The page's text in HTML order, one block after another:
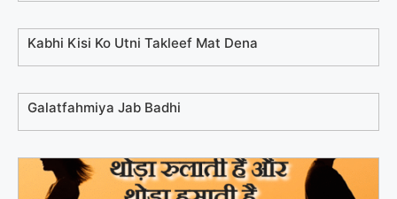
Kabhi Kisi Ko Utni Takleef Mat Dena
Galatfahmiya Jab Badhi